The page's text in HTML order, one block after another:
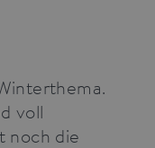
voll
noch die